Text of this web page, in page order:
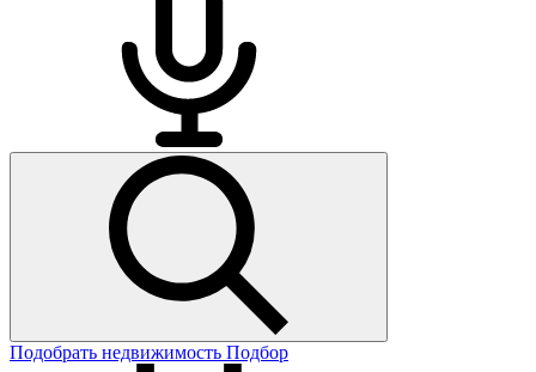
Подобрать недвижимость Подбор